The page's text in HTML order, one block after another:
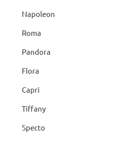
Napoleon
Roma
Pandora
Flora
Capri
Tiffany
Specto